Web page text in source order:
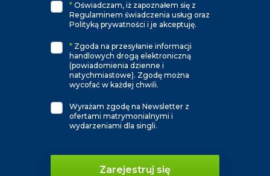
* Oświadczam, iż zapoznałem się z
Regulaminem świadczenia usług oraz
Polityką prywatności i je akceptuję.
* Zgoda na przesyłanie informacji
handlowych drogą elektroniczną
(powiadomienia dzienne i
natychmiastowe). Zgodę można
wycofać w każdej chwili.
Wyrażam zgodę na Newsletter z
ofertami matrymonialnymi i
wydarzeniami dla singli.
Zarejestruj się